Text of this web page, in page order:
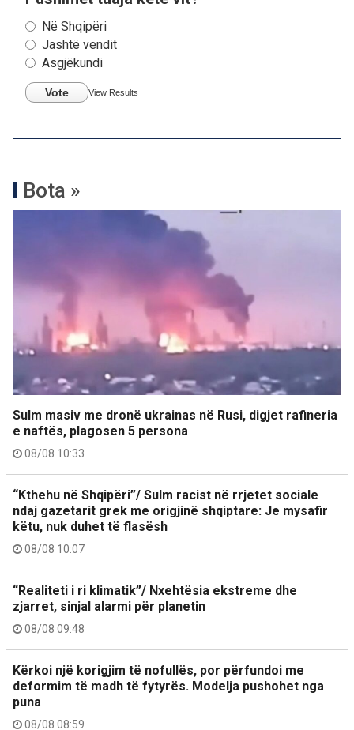
Në Shqipëri
Jashtë vendit
Asgjëkundi
Vote View Results
Bota »
Sulm masiv me dronë ukrainas në Rusi, digjet rafineria
e naftës, plagosen 5 persona
08/08 10:33
“Kthehu në Shqipëri”/ Sulm racist në rrjetet sociale
ndaj gazetarit grek me origjinë shqiptare: Je mysafir
këtu, nuk duhet të flasësh
08/08 10:07
“Realiteti i ri klimatik”/ Nxehtësia ekstreme dhe
zjarret, sinjal alarmi për planetin
08/08 09:48
Kërkoi një korigjim të nofullës, por përfundoi me
deformim të madh të fytyrës. Modelja pushohet nga
puna
08/08 08:59